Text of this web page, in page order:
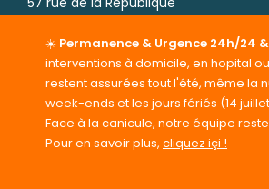
02 37 25 82 02
chartres@pfdefrance.com
☀️ Permanence & Urgence 24h/24
interventions à domicile, en hopital
restent assurées tout l'été, même la
week-ends et les jours fériés (14
Face à la canicule, notre équipe
Pour en savoir plus, cliquez içi !